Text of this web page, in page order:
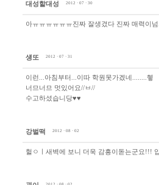
대성할대성 2012 · 07 · 30
아ㅠㅠㅠㅠㅠㅠ진짜 잘생겼다 진짜 매력이
섕또 2012 · 07 · 31
이런...아침부터...이따 학원못가겠네........헿
너므너므 멋있어요//ㅂ//
수고하셨습니당♥♥
강벌떡 2012 · 08 · 02
헐ㅇㅣ새벽에 보니 더욱 감흥이돋는군요!!!
2012 · 08 · 02